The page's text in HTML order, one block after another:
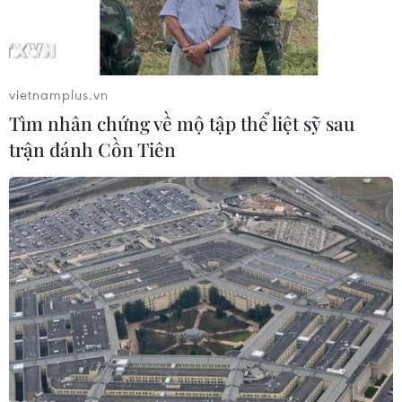
Cục Trẻ em lưu ý bảo đảm an toàn cho trẻ
trong dịp vui Tết Trung thu
21/09/2023 08:25
Các địa phương cần tăng cường công tác rà soát, kiểm
tra trước và trong khi tổ chức các hoạt động Tết Trung
thu để ngăn chặn, loại bỏ kịp thời các nguy cơ gây tai
nạn, thương tích cho trẻ em.
vietnamplus.vn
Tìm nhân chứng về mộ tập thể liệt sỹ sau
trận đánh Cồn Tiên